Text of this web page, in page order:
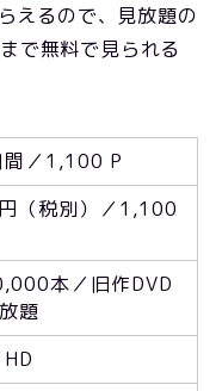
えるので、見放題の
で無料で見られる
間／1,100 P
（税別）／1,100
本／旧作DVD
題